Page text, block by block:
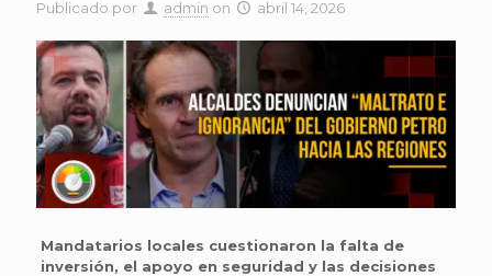
Publicado por admin on abril 14, 2026
Mandatarios locales cuestionaron la falta de
inversión, el apoyo en seguridad y las decisiones